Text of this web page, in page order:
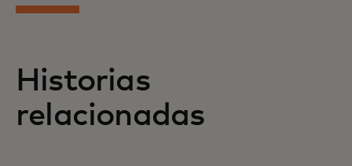
Historias
relacionadas